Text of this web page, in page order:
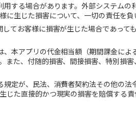
する場合があります。外部システム
生じた損害について、一切の責任を負
てお客様に損害が生じた場合であっ
本アプリの代金相当額（期間課金に
た、付随的損害、間接損害、特別損
定が、民法、消費者契約法その他の
た直接的かつ現実の損害を賠償する責